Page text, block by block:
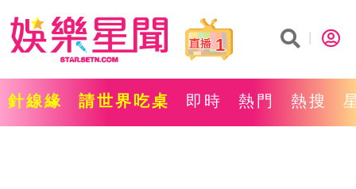
1
針線緣 請世界吃桌 即時 熱門 熱搜